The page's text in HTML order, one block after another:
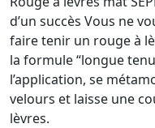
d’un succès Vous ne
faire tenir un rouge à
la formule “longue
l’application, se
velours et laisse une
lèvres.